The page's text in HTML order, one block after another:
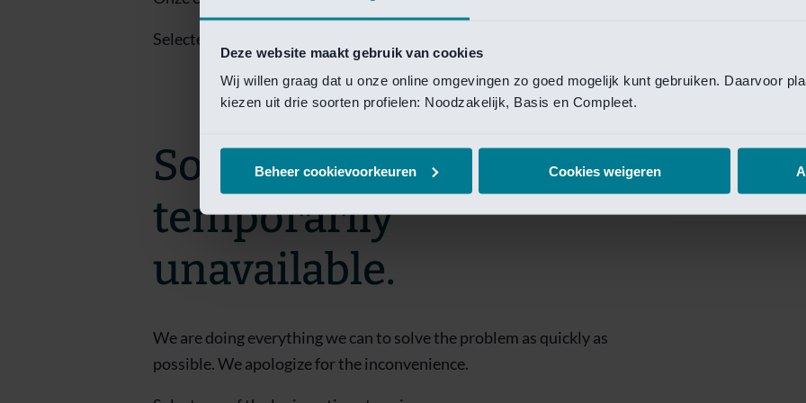
Deze website maakt gebruik van cookies
Wij willen graag dat u onze online omgevingen zo goed mogelijk kunt gebruiken. Daarvoor
kiezen uit drie soorten profielen: Noodzakelijk, Basis en Compleet.
Beheer cookievoorkeuren Cookies weigeren
Van Lanschot
Selecteer een van de login opties om toegang te krijgen.
Sorry! This page is
temporarily
unavailable.
We are doing everything we can to solve the problem as quickly as
possible. We apologize for the inconvenience.